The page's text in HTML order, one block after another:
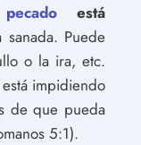
pecadoestá
Puede
o la ira, etc.
impidiendo
de que pueda
5:1).